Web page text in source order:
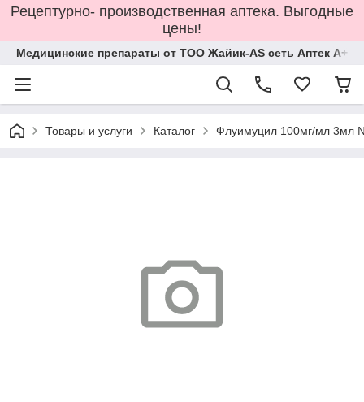
Рецептурно- производственная аптека. Выгодные
цены!
Медицинские препараты от ТОО Жайик-AS сеть Аптек А+
Товары и услуги Каталог Флуимуцил 100мг/мл 3мл